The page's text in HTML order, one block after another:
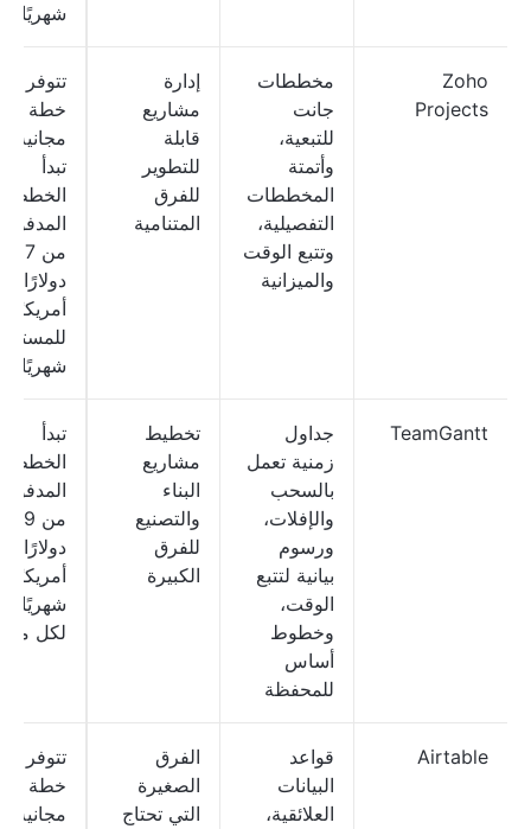
شهريًا
Zoho
Projects
مخططات
جانت
للتبعية،
وأتمتة
المخططات
التفصيلية،
وتتبع الوقت
والميزانية
إدارة
مشاريع
قابلة
للتطوير
للفرق
المتنامية
تتوفر
خطة
مجانية؛
تبدأ
الخطط
من
دولارًا
أمريكيًا
شهريًا
TeamGantt
جداول
زمنية تعمل
بالسحب
والإفلات،
ورسوم
بيانية لتتبع
الوقت،
وخطوط
أساس
للمحفظة
تخطيط
مشاريع
البناء
والتصنيع
للفرق
الكبيرة
تبدأ
الخطط
من 59
دولارًا
أمريكيًا
شهريًا
لكل
Airtable
قواعد
البيانات
العلائقية،
الفرق
الصغيرة
التي تحتاج
تتوفر
خطة
مجانية؛